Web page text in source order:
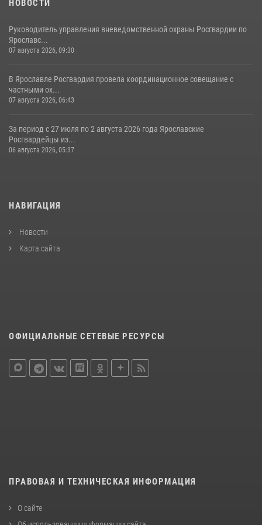
НОВОСТИ
Руководитель управления вневедомственной охраны Росгвардии по
Ярославс...
07 августа 2026, 09:30
В Ярославле Росгвардия провела координационное совещание с
частными ох...
07 августа 2026, 06:43
За период с 27 июля по 2 августа 2026 года Ярославские
Росгвардейцы из...
06 августа 2026, 05:37
НАВИГАЦИЯ
Новости
Карта сайта
ОФИЦИАЛЬНЫЕ СЕТЕВЫЕ РЕСУРСЫ
ПРАВОВАЯ И ТЕХНИЧЕСКАЯ ИНФОРМАЦИЯ
О сайте